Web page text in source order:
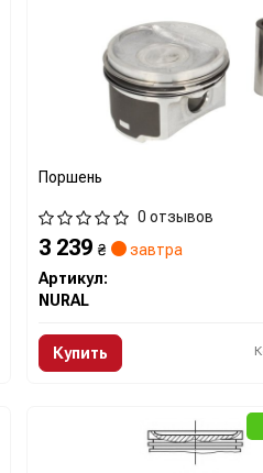
Поршень
0 отзывов
3 239₴
завтра
Артикул:
NURAL
Купить